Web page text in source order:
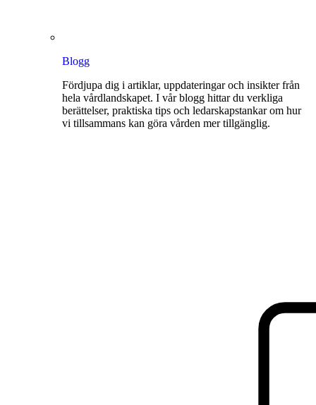
Blogg
Fördjupa dig i artiklar, uppdateringar och insikter från
hela vårdlandskapet. I vår blogg hittar du verkliga
berättelser, praktiska tips och ledarskapstankar om hur
vi tillsammans kan göra vården mer tillgänglig.